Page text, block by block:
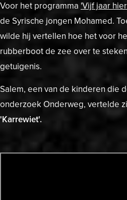
Voor het programma 'Vijf jaar
de Syrische jongen Mohamed.
wilde hij vertellen hoe het voor
rubberboot de zee over te
getuigenis.
Salem, een van de kinderen die
onderzoek Onderweg, vertelde
'Karrewiet'.